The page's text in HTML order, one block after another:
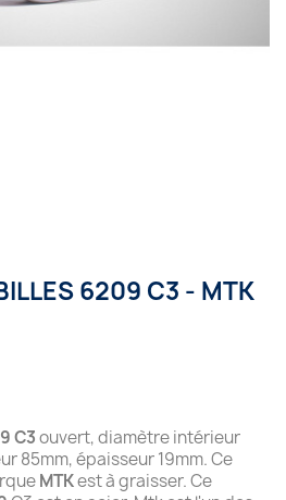
6209 C3 - MTK
C3ouvert, diamètre intérieur
85mm, épaisseur 19mm. Ce
MTKest à graisser. Ce